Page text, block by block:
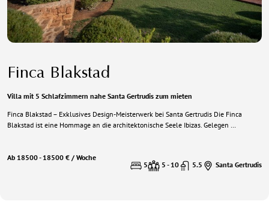
Finca Blakstad
Villa mit 5 Schlafzimmern nahe Santa Gertrudis zum mieten
Finca Blakstad – Exklusives Design-Meisterwerk bei Santa Gertrudis Die Finca
Blakstad ist eine Hommage an die architektonische Seele Ibizas. Gelegen …
5 5 - 10 5.5 Santa Gertrudis
Ab 18500 - 18500 € / Woche